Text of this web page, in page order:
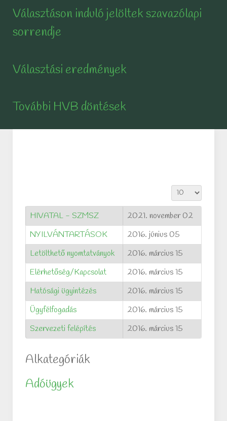
Választáson induló jelöltek szavazólapi
sorrendje
Választási eredmények
További HVB döntések
Tételek #
HIVATAL - SZMSZ
2021. november 02
NYILVÁNTARTÁSOK
2016. június 05
Letölthető nyomtatványok
2016. március 15
Elérhetőség/Kapcsolat
2016. március 15
Hatósági ügyintézés
2016. március 15
Ügyfélfogadás
2016. március 15
Szervezeti felépítés
2016. március 15
Alkategóriák
Adóügyek